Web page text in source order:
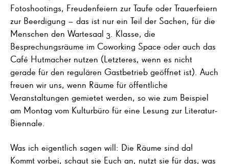
Fotoshootings, Freudenfeiern zur Taufe oder Trauerfeiern
zur Beerdigung – das ist nur ein Teil der Sachen, für die
Menschen den Wartesaal 3. Klasse, die
Besprechungsräume im Coworking Space oder auch das
Café Hutmacher nutzen (Letzteres, wenn es nicht
gerade für den regulären Gastbetrieb geöffnet ist). Auch
freuen wir uns, wenn Räume für öffentliche
Veranstaltungen gemietet werden, so wie zum Beispiel
am Montag vom Kulturbüro für eine Lesung zur Literatur-
Biennale.
Was ich eigentlich sagen will: Die Räume sind da!
Kommt vorbei, schaut sie Euch an, nutzt sie für das, was